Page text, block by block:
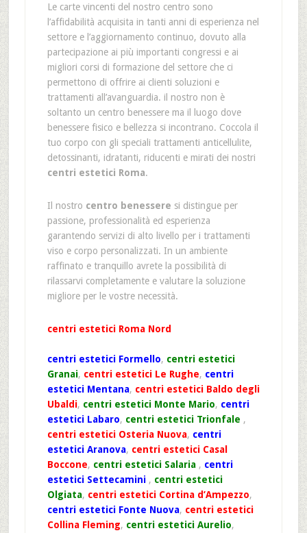
Le carte vincenti del nostro centro sono
l’affidabilità acquisita in tanti anni di esperienza nel
settore e l’aggiornamento continuo, dovuto alla
partecipazione ai più importanti congressi e ai
migliori corsi di formazione del settore che ci
permettono di offrire ai clienti soluzioni e
trattamenti all’avanguardia. il nostro non è
soltanto un centro benessere ma il luogo dove
benessere fisico e bellezza si incontrano. Coccola il
tuo corpo con gli speciali trattamenti anticellulite,
detossinanti, idratanti, riducenti e mirati dei nostri
centri estetici Roma.
Il nostro centro benessere si distingue per
passione, professionalità ed esperienza
garantendo servizi di alto livello per i trattamenti
viso e corpo personalizzati. In un ambiente
raffinato e tranquillo avrete la possibilità di
rilassarvi completamente e valutare la soluzione
migliore per le vostre necessità.
centri estetici Roma Nord
centri estetici Formello, centri estetici
Granai, centri estetici Le Rughe, centri
estetici Mentana, centri estetici Baldo degli
Ubaldi, centri estetici Monte Mario, centri
estetici Labaro, centri estetici Trionfale ,
centri estetici Osteria Nuova, centri
estetici Aranova, centri estetici Casal
Boccone, centri estetici Salaria , centri
estetici Settecamini , centri estetici
Olgiata, centri estetici Cortina d’Ampezzo,
centri estetici Fonte Nuova, centri estetici
Collina Fleming, centri estetici Aurelio,